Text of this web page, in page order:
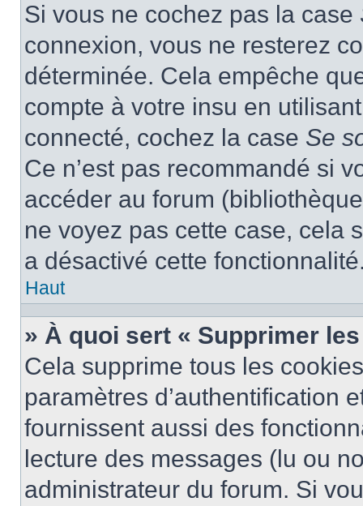
Si vous ne cochez pas la case
connexion, vous ne resterez
déterminée. Cela empêche
compte à votre insu en
connecté, cochez la case Se
Ce n’est pas recommandé si
accéder au forum
ne voyez pas cette case, cela
a désactivé cette
Haut
» À quoi sert « Supprimer
Cela supprime tous les
paramètres d’authentification
fournissent aussi des
lecture des messages (lu ou
administrateur du forum. Si